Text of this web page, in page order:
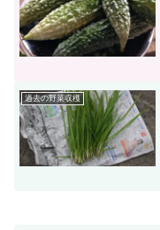
過去の野菜収穫